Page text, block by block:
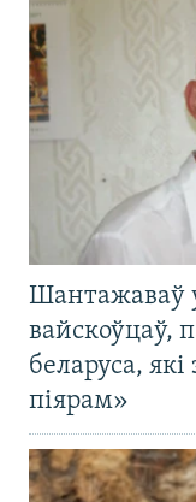
Шантажаваў
вайскоўцаў,
беларуса,
піярам»